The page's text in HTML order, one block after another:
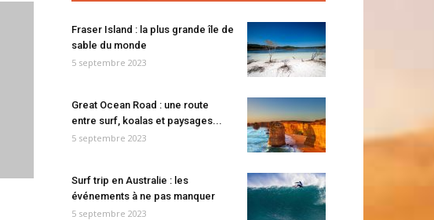
Fraser Island : la plus grande île de
sable du monde
5 septembre 2023
Great Ocean Road : une route
entre surf, koalas et paysages...
5 septembre 2023
Surf trip en Australie : les
événements à ne pas manquer
5 septembre 2023